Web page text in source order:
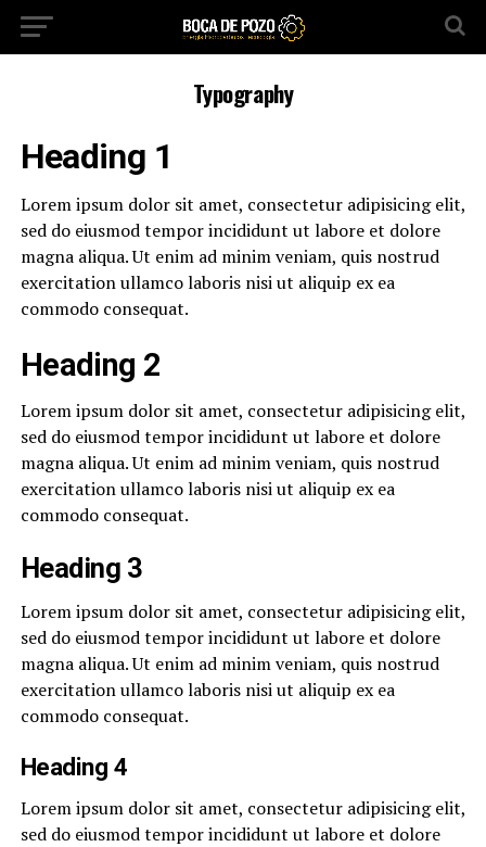
Typography
Heading 1
Lorem ipsum dolor sit amet, consectetur adipisicing elit,
sed do eiusmod tempor incididunt ut labore et dolore
magna aliqua. Ut enim ad minim veniam, quis nostrud
exercitation ullamco laboris nisi ut aliquip ex ea
commodo consequat.
Heading 2
Lorem ipsum dolor sit amet, consectetur adipisicing elit,
sed do eiusmod tempor incididunt ut labore et dolore
magna aliqua. Ut enim ad minim veniam, quis nostrud
exercitation ullamco laboris nisi ut aliquip ex ea
commodo consequat.
Heading 3
Lorem ipsum dolor sit amet, consectetur adipisicing elit,
sed do eiusmod tempor incididunt ut labore et dolore
magna aliqua. Ut enim ad minim veniam, quis nostrud
exercitation ullamco laboris nisi ut aliquip ex ea
commodo consequat.
Heading 4
Lorem ipsum dolor sit amet, consectetur adipisicing elit,
sed do eiusmod tempor incididunt ut labore et dolore